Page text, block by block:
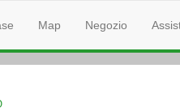
Map Negozio